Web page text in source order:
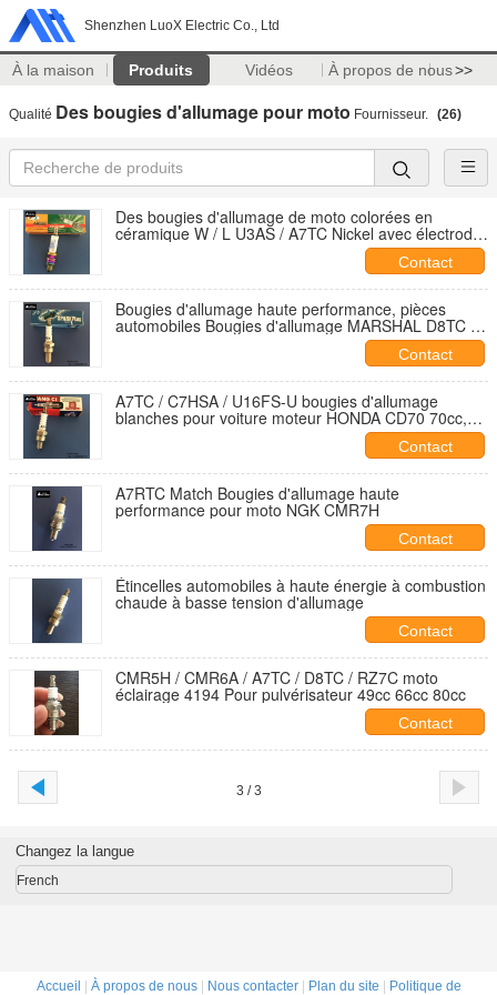
Shenzhen LuoX Electric Co., Ltd
À la maison Produits Vidéos À propos de nous>>
Qualité Des bougies d'allumage pour moto Fournisseur. (26)
Des bougies d'allumage de moto colorées en
céramique W / L U3AS / A7TC Nickel avec électrode
Contact
Bougies d'allumage haute performance, pièces
automobiles Bougies d'allumage MARSHAL D8TC /
Contact
A7TC / C7HSA / U16FS-U bougies d'allumage
blanches pour voiture moteur HONDA CD70 70cc,
Contact
A7RTC Match Bougies d'allumage haute
performance pour moto NGK CMR7H
Contact
Étincelles automobiles à haute énergie à combustion
chaude à basse tension d'allumage
Contact
CMR5H / CMR6A / A7TC / D8TC / RZ7C moto
éclairage 4194 Pour pulvérisateur 49cc 66cc 80cc
Contact
3 / 3
Changez la langue
French
Accueil À propos de nous| Nous contacter| Plan du site
Politique de